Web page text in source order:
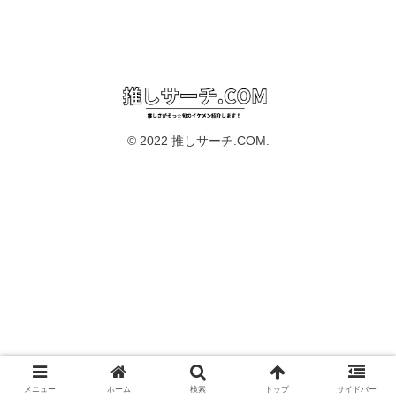
© 2022 推しサーチ.COM.
メニュー ホーム 検索 トップ サイドバー